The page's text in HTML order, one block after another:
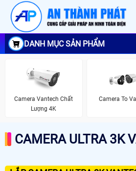
DANH MỤC SẢN PHẨM
Camera Vantech Chất
Lượng 4K
Camera To
CAMERA ULTRA 3K